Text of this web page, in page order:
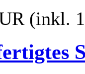
(inkl.